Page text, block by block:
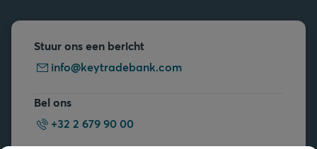
Stuur ons een bericht
info@keytradebank.com
Bel ons
+32 2 679 90 00